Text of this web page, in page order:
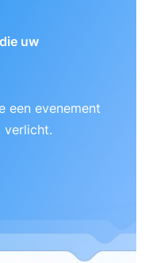
uw
een evenement
verlicht.